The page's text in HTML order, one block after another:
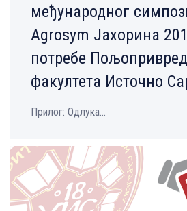
међународног
Agrosym Јахорина
потребе
факултета Источно
Прилог: Одлука...